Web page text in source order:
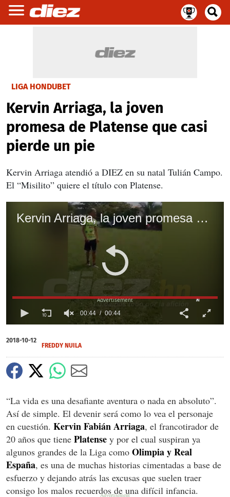
LIGA HONDUBET
Kervin Arriaga, la joven
promesa de Platense que casi
pierde un pie
Kervin Arriaga atendió a DIEZ en su natal Tulián Campo.
El “Misilito” quiere el título con Platense.
Kervin Arriaga, la joven promesa de Platense que casi pierde un pie
of
44
00:44 00:44
X
X
X
2018-10-12
FREDDY NUILA
“La vida es una desafiante aventura o nada en absoluto”.
Así de simple. El devenir será como lo vea el personaje
en cuestión. Kervin Fabián Arriaga, el francotirador de
20 años que tiene Platense y por el cual suspiran ya
algunos grandes de la Liga como Olimpia y Real
España, es una de muchas historias cimentadas a base de
esfuerzo y dejando atrás las excusas que suelen traer
consigo los malos recuerdos de una difícil infancia.